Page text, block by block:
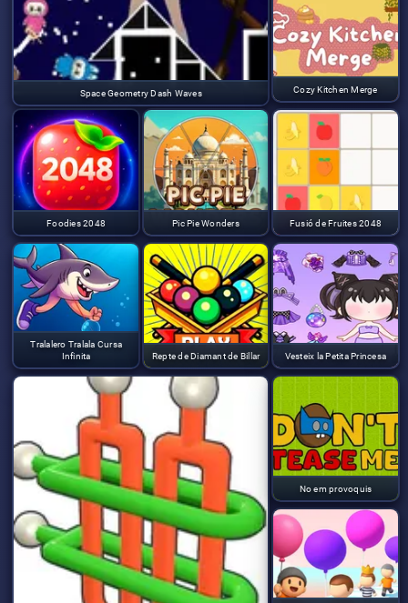
Space Geometry Dash Waves Cozy Kitchen Merge
Foodies 2048 Pic Pie Wonders Fusió de Fruites 2048
Tralalero Tralala Cursa
Infinita
Repte de Diamant de Billar Vesteix la Petita Princesa
No em provoquis